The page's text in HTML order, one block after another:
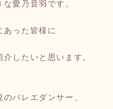
愛乃音羽です。
あった皆様に
したいと思います。
バレエダンサー、